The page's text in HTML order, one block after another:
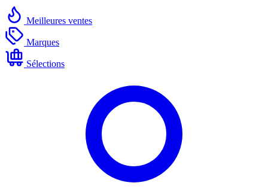
Meilleures ventes
Marques
Sélections